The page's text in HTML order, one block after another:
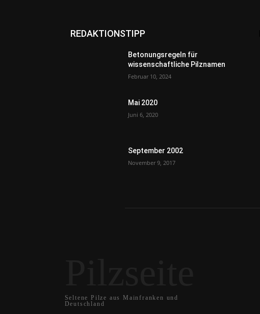
REDAKTIONSTIPP
Betonungsregeln für
wissenschaftliche Pilznamen
Februar 10, 2024
Mai 2020
Juni 6, 2020
September 2002
November 9, 2017
Seltene Pilze aus Mainfranken und
Deutschland